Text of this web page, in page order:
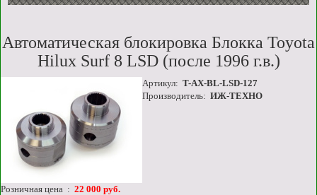
Автоматическая блокировка Блокка Toyota
Hilux Surf 8 LSD (после 1996 г.в.)
Артикул: T-AX-BL-LSD-127
Производитель: ИЖ-ТЕХНО
Розничная цена : 22 000 руб.